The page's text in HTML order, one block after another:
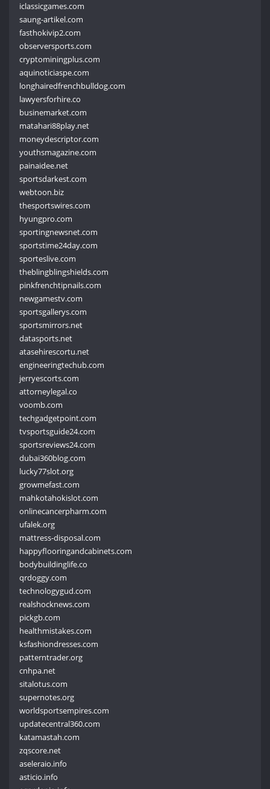
iclassicgames.com
saung-artikel.com
fasthokivip2.com
observersports.com
cryptominingplus.com
aquinoticiaspe.com
longhairedfrenchbulldog.com
lawyersforhire.co
businemarket.com
matahari88play.net
moneydescriptor.com
youthsmagazine.com
painaidee.net
sportsdarkest.com
webtoon.biz
thesportswires.com
hyungpro.com
sportingnewsnet.com
sportstime24day.com
sporteslive.com
theblingblingshields.com
pinkfrenchtipnails.com
newgamestv.com
sportsgallerys.com
sportsmirrors.net
datasports.net
atasehirescortu.net
engineeringtechub.com
jerryescorts.com
attorneylegal.co
voomb.com
techgadgetpoint.com
tvsportsguide24.com
sportsreviews24.com
dubai360blog.com
lucky77slot.org
growmefast.com
mahkotahokislot.com
onlinecancerpharm.com
ufalek.org
mattress-disposal.com
happyflooringandcabinets.com
bodybuildinglife.co
qrdoggy.com
technologygud.com
realshocknews.com
pickgb.com
healthmistakes.com
ksfashiondresses.com
patterntrader.org
cnhpa.net
sitalotus.com
supernotes.org
worldsportsempires.com
updatecentral360.com
katamastah.com
zqscore.net
aseleraio.info
asticio.info